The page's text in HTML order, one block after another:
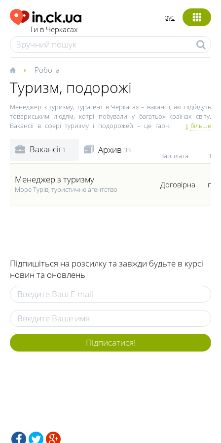
Ти в Черкасах
рус
Робота
Туризм, подорожі
Менеджер з туризму, турагент в Черкасах – вакансії, які підійдуть
товариським людям, котрі побували у багатьох країнах світу.
Вакансії в сфері туризму і подорожей – це гарна можливість
танцівниці, адміністратори, масажисти, хостес – це вакансії, які
останнім часом користуються особливою популярністю.
Тим паче, вакансії в сфері туризму найчастіше передбачають дуже
студентів, які можуть перевести навчання на індивідуальний план
і безперешкодно відправитися в захоплюючий круїз.
більше
Вакансії 1 Архив 33
Зарплата
Менеджер з туризму
Море Турів, туристичне агентство Договірна
Підпишіться на розсилку та завжди будьте в курсі
новин та оновлень
Підписатися!